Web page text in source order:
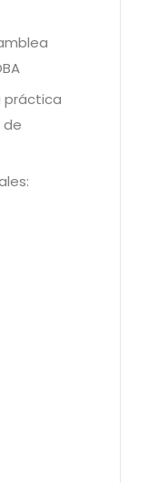
práctica
de